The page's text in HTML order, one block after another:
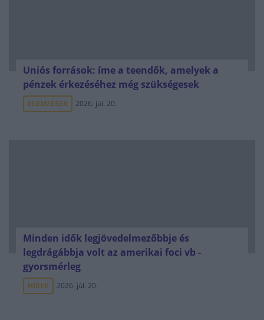
Uniós források: íme a teendők, amelyek a
pénzek érkezéséhez még szükségesek
ELEMZÉSEK 2026. júl. 20.
Minden idők legjövedelmezőbbje és
legdrágábbja volt az amerikai foci vb -
gyorsmérleg
HÍREK 2026. júl. 20.